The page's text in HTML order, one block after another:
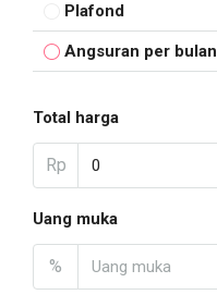
Plafond
Angsuran per bulan
Total harga
Rp
Uang muka
%